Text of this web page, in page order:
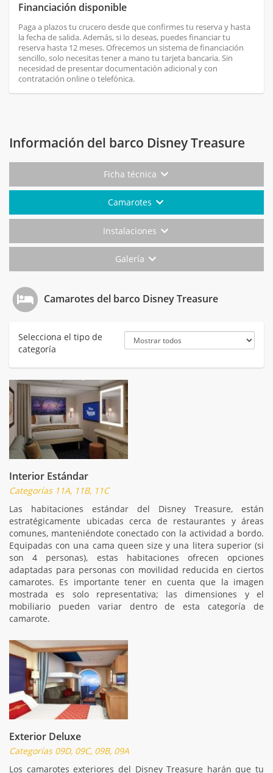
Financiación disponible
Paga a plazos tu crucero desde que confirmes tu reserva y hasta
la fecha de salida. Además, si lo deseas, puedes financiar tu
reserva hasta 12 meses. Ofrecemos un sistema de financiación
sencillo, solo necesitas tener a mano tu tarjeta bancaria. Sin
necesidad de presentar documentación adicional y con
contratación online o telefónica.
Información del barco Disney Treasure
Ficha técnica
Camarotes
Instalaciones
Galería
Camarotes del barco Disney Treasure
Selecciona el tipo de
categoría
Interior Estándar
Categorías 11A, 11B, 11C
Las habitaciones estándar del Disney Treasure, están
estratégicamente ubicadas cerca de restaurantes y áreas
comunes, manteniéndote conectado con la actividad a bordo.
Equipadas con una cama queen size y una litera superior (si
son 4 personas), estas habitaciones ofrecen opciones
adaptadas para personas con movilidad reducida en ciertos
camarotes. Es importante tener en cuenta que la imagen
mostrada es solo representativa; las dimensiones y el
mobiliario pueden variar dentro de esta categoría de
camarote.
Exterior Deluxe
Categorías 09D, 09C, 09B, 09A
Los camarotes exteriores del Disney Treasure harán que tu